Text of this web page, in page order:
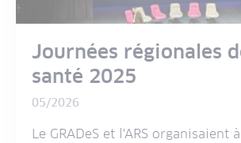
Journées régionales
santé 2025
05/2026
Le GRADeS et l'ARS organisaient